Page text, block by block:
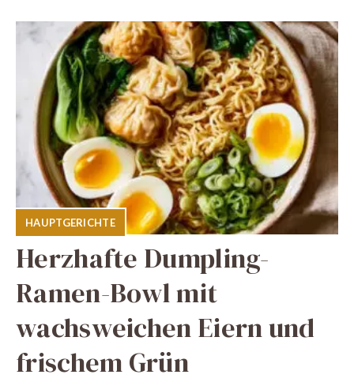
HAUPTGERICHTE
Herzhafte Dumpling-
Ramen-Bowl mit
wachsweichen Eiern und
frischem Grün